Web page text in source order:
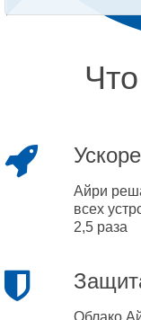
Айри
всех
2,5 раза
Облако